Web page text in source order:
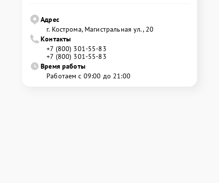
Адрес
г. Кострома, Магистральная ул., 20
Контакты
+7 (800) 301-55-83
+7 (800) 301-55-83
Время работы
Работаем с 09:00 до 21:00